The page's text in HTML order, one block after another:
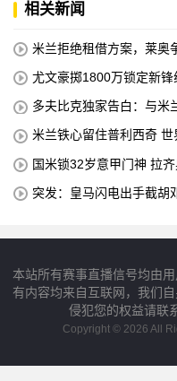
相关新闻
米兰拒绝租借方案，莱奥
尤文豪掷1800万锁定新
多夫比克独家告白：与米
米兰铁心留住普利西奇
国米锁32岁意甲门神 拉
突发：皇马闪电出手截胡
本站所有赛事直播信号均由
有内容均来自互联网，我们
侵犯您的权益请联
Copyright © 2026 All